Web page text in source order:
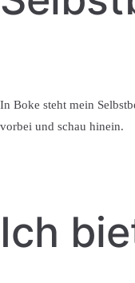
In Boke steht mein
vorbei und schau hinein.
Ich